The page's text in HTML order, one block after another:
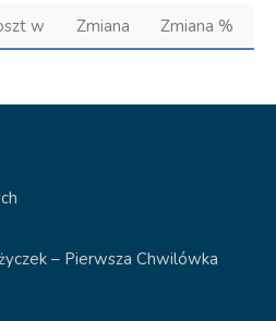
w Zmiana Zmiana %
– Pierwsza Chwilówka